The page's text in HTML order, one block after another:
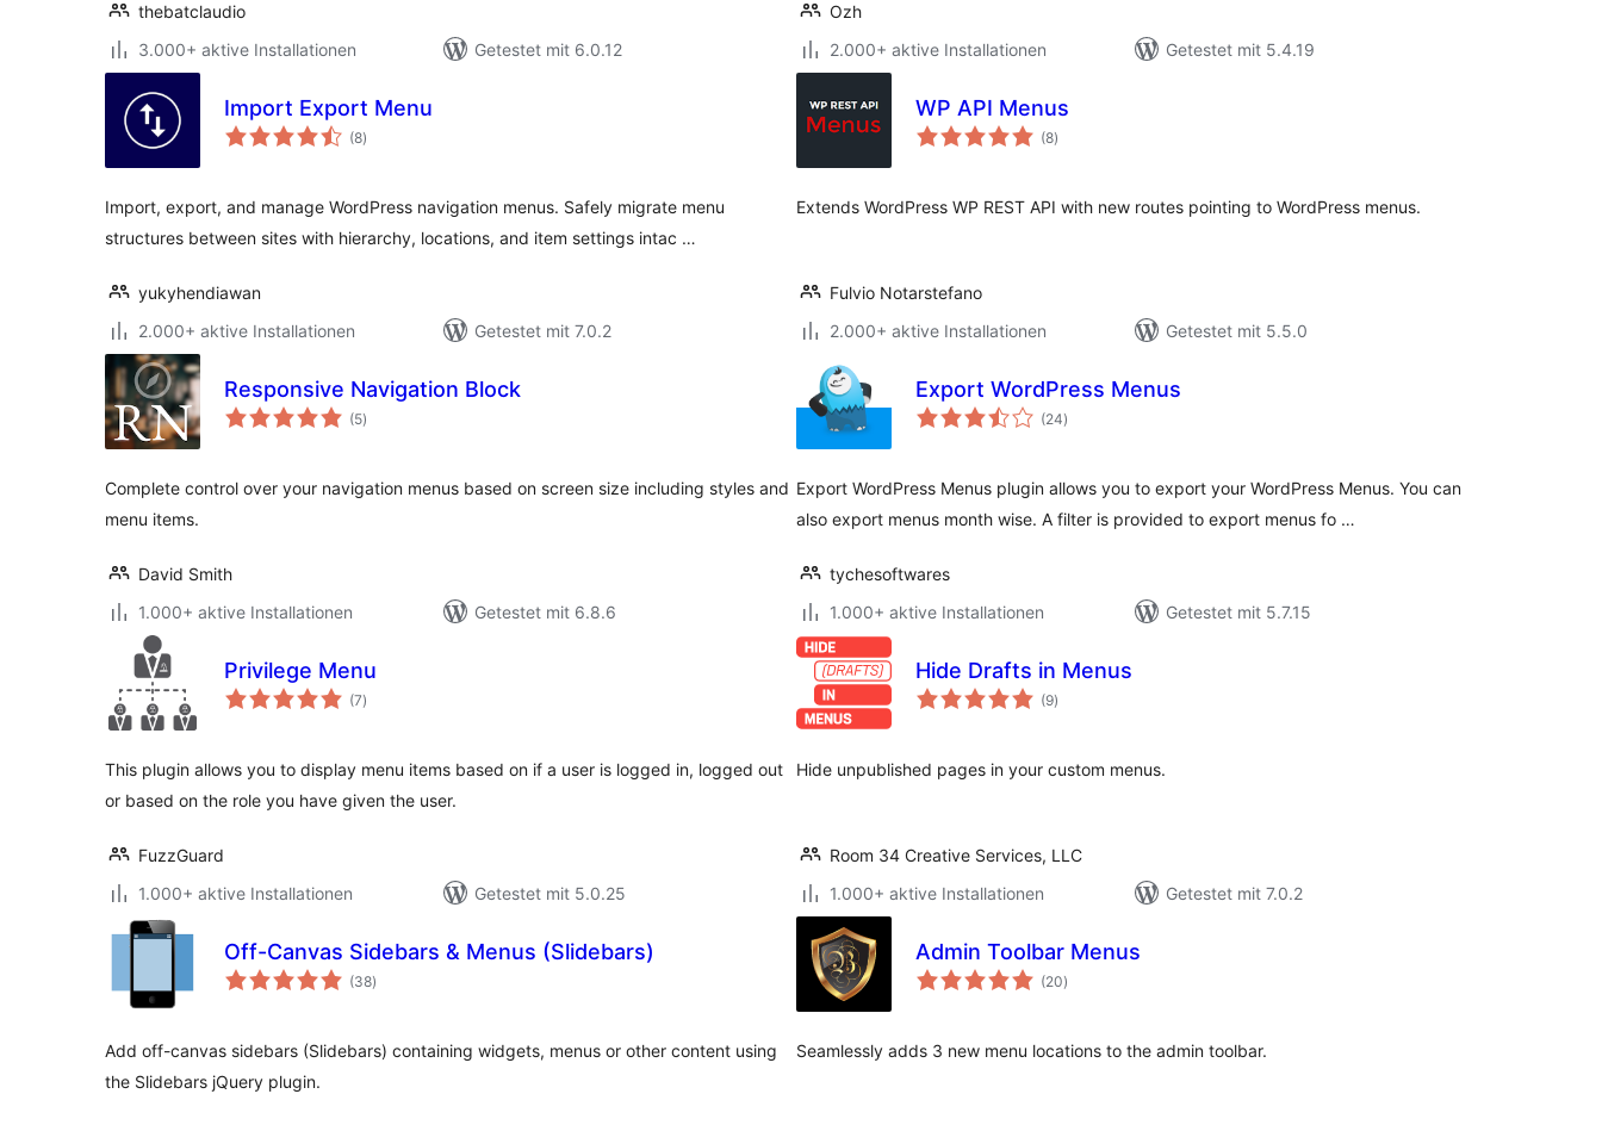
thebatclaudio
3.000+ aktive Installationen
Getestet mit 6.0.12
Ozh
2.000+ aktive Installationen
Getestet mit 5.4.19
Import Export Menu
(8Bewertungen
gesamt
)
Import, export, and manage WordPress navigation menus. Safely migrate menu
structures between sites with hierarchy, locations, and item settings intac …
yukyhendiawan
2.000+ aktive Installationen
Getestet mit 7.0.2
WP API Menus
(8Bewertungen
gesamt
)
Extends WordPress WP REST API with new routes pointing to WordPress menus.
Fulvio Notarstefano
2.000+ aktive Installationen
Getestet mit 5.5.0
Responsive Navigation Block
(5Bewertungen
gesamt
)
Complete control over your navigation menus based on screen size including styles and
menu items.
David Smith
1.000+ aktive Installationen
Getestet mit 6.8.6
Export WordPress Menus
(24Bewertungen
gesamt
)
Export WordPress Menus plugin allows you to export your WordPress Menus. You can
also export menus month wise. A filter is provided to export menus fo …
tychesoftwares
1.000+ aktive Installationen
Getestet mit 5.7.15
Privilege Menu
(7Bewertungen
gesamt
)
This plugin allows you to display menu items based on if a user is logged in, logged out
or based on the role you have given the user.
FuzzGuard
1.000+ aktive Installationen
Getestet mit 5.0.25
Hide Drafts in Menus
(9Bewertungen
gesamt
)
Hide unpublished pages in your custom menus.
Room 34 Creative Services, LLC
1.000+ aktive Installationen
Getestet mit 7.0.2
Off-Canvas Sidebars & Menus (Slidebars)
(38Bewertungen
gesamt
)
Add off-canvas sidebars (Slidebars) containing widgets, menus or other content using
the Slidebars jQuery plugin.
Admin Toolbar Menus
(20Bewertungen
gesamt
)
Seamlessly adds 3 new menu locations to the admin toolbar.